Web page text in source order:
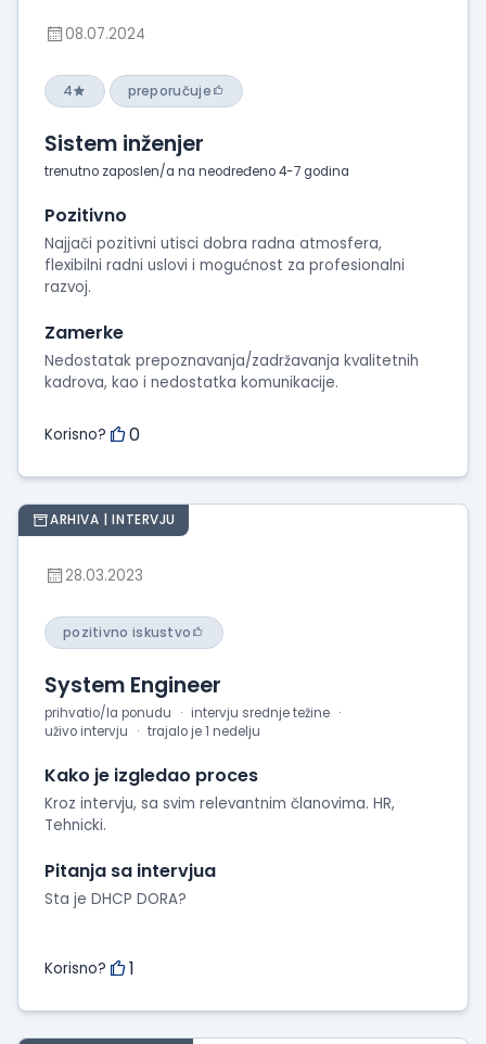
iskustva
radu
utiske
08.07.2024
4 preporučuje
Sistem inženjer
trenutno zaposlen/a na neodređeno 4-7 godina
Pozitivno
Najjači pozitivni utisci dobra radna atmosfera,
flexibilni radni uslovi i mogućnost za profesionalni
razvoj.
Zamerke
Nedostatak prepoznavanja/zadržavanja kvalitetnih
kadrova, kao i nedostatka komunikacije.
Korisno? 0
ARHIVA | INTERVJU
28.03.2023
pozitivno iskustvo
System Engineer
prihvatio/la ponudu
intervju srednje težine
uživo intervju
trajalo je 1 nedelju
Kako je izgledao proces
Kroz intervju, sa svim relevantnim članovima. HR,
Tehnicki.
Pitanja sa intervjua
Sta je DHCP DORA?
Korisno? 1